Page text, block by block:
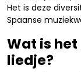
Het is deze
Spaanse
Wat is
liedje?